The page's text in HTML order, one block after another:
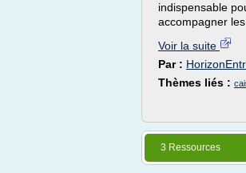
indispensable
accompagner
Voir la suite
Par :
Thèmes liés :
3 Ressources